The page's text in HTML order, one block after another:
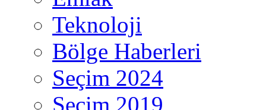
Teknoloji
Bölge Haberleri
Seçim 2024
Seçim 2019